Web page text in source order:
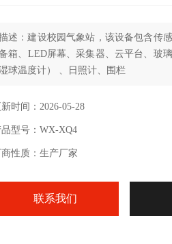
述：建设校园气象站，该设备包含传
箱、LED屏幕、采集器、云平台、玻
球温度计） 、日照计、围栏
新时间：2026-05-28
品型号：WX-XQ4
商性质：生产厂家
联系我们